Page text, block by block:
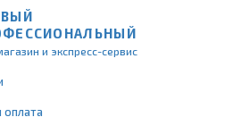
и экспресс-сервис
оплата